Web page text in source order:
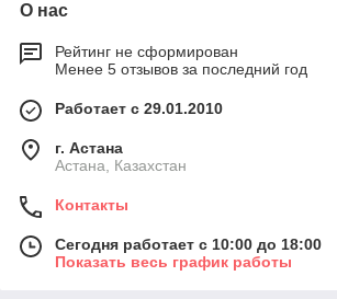
О нас
Рейтинг не сформирован
Менее 5 отзывов за последний год
Работает с 29.01.2010
г. Астана
Астана, Казахстан
Контакты
Сегодня работает с 10:00 до 18:00
Показать весь график работы